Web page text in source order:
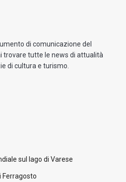
di comunicazione del
trovare tutte le news di attualità
di cultura e turismo.
sul lago di Varese
Ferragosto